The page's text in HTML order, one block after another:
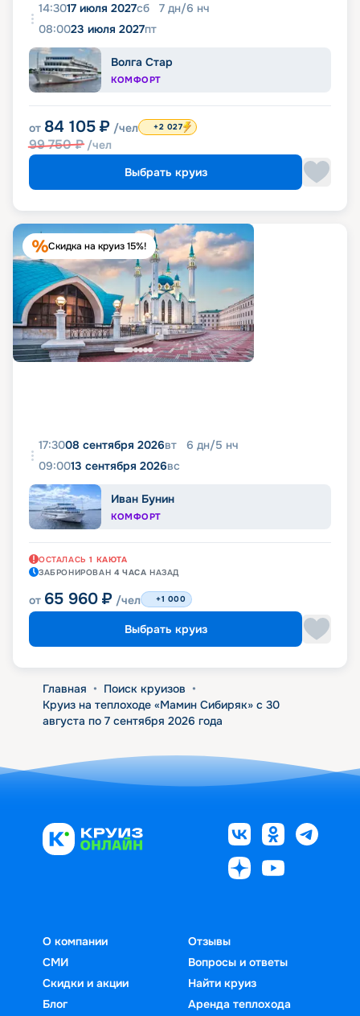
14:3017 июля 2027сб 7 дн/6 нч
08:0023 июля 2027пт
Волга Стар
КОМФОРТ
от 84 105 ₽ /чел
99 750₽ /чел
+2 027
Выбрать круиз
Скидка на круиз 15%!
17:3008 сентября 2026вт 6 дн/5 нч
09:0013 сентября 2026вс
Иван Бунин
КОМФОРТ
ОСТАЛАСЬ 1 КАЮТА
ЗАБРОНИРОВАН 4 ЧАСА НАЗАД
от 65 960 ₽ /чел +1 000
Выбрать круиз
Главная • Поиск круизов •
Круиз на теплоходе «Мамин Сибиряк» с 30
августа по 7 сентября 2026 года
О компании
СМИ
Скидки и акции
Блог
Отзывы
Вопросы и ответы
Найти круиз
Аренда теплохода